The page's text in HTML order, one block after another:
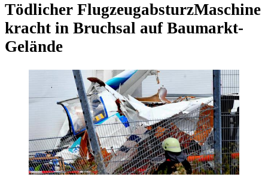
Tödlicher FlugzeugabsturzMaschine
kracht in Bruchsal auf Baumarkt-
Gelände